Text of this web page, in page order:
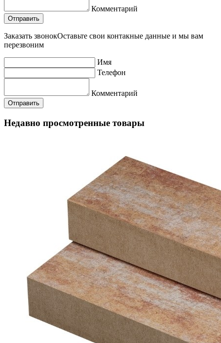
Комментарий
Заказать звонокОставьте свои контакные данные и мы вам
перезвоним
Имя
Телефон
Комментарий
Недавно просмотренные товары